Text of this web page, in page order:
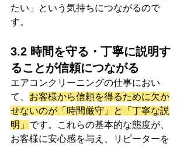
たい」という気持ちにつながるので
す。
3.2 時間を守る・丁寧に説明す
ることが信頼につながる
エアコンクリーニングの仕事におい
て、 お客様から信頼を得るために欠か
せないのが「時間厳守」と「丁寧な説
明」 です。これらの基本的な態度が、
お客様に安心感を与え、リピーターを